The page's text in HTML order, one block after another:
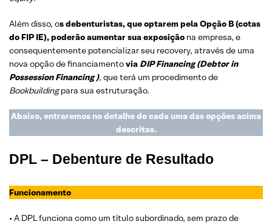
Além disso, os debenturistas, que optarem pela Opção B (cotas
do FIP IE), poderão aumentar sua exposição na empresa, e
consequentemente potencializar seu recovery, através de uma
nova opção de financiamentovia DIP Financing (Debtor in
Possession Financing ), que terá um procedimento de
Bookbuildingpara sua estruturação.
Abaixo, entraremos no detalhe de cada uma das opções acima
descritas.
DPL – Debenture de Resultado
Funcionamento
• A DPL funciona como um título subordinado, sem prazo de